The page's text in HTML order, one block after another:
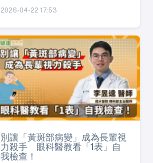
2026-04-22 17:53
別讓「黃斑部病變」成為長輩視
力殺手 眼科醫教看「1表」自
我檢查！